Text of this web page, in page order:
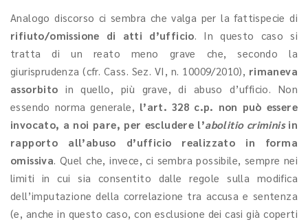
Analogo discorso ci sembra che valga per la fattispecie di
rifiuto/omissione di atti d’ufficio. In questo caso si
tratta di un reato meno grave che, secondo la
giurisprudenza (cfr. Cass. Sez. VI, n. 10009/2010), rimaneva
assorbito in quello, più grave, di abuso d’ufficio. Non
essendo norma generale, l’art. 328 c.p. non può essere
invocato, a noi pare, per escludere l’abolitio criminis in
rapporto all’abuso d’ufficio realizzato in forma
omissiva. Quel che, invece, ci sembra possibile, sempre nei
limiti in cui sia consentito dalle regole sulla modifica
dell’imputazione della correlazione tra accusa e sentenza
(e, anche in questo caso, con esclusione dei casi già coperti